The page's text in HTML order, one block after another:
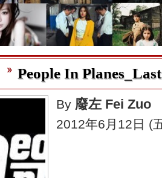
People In
By 廢左 Fei Zuo
2012年6月12日 (